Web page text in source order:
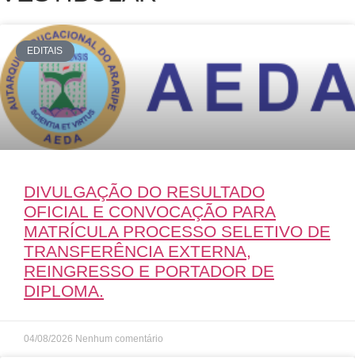
EDITAIS
DIVULGAÇÃO DO RESULTADO
OFICIAL E CONVOCAÇÃO PARA
MATRÍCULA PROCESSO SELETIVO DE
TRANSFERÊNCIA EXTERNA,
REINGRESSO E PORTADOR DE
DIPLOMA.
04/08/2026 Nenhum comentário